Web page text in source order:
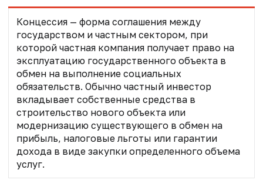
Концессия — форма соглашения между
государством и частным сектором, при
которой частная компания получает право на
эксплуатацию государственного объекта в
обмен на выполнение социальных
обязательств. Обычно частный инвестор
вкладывает собственные средства в
строительство нового объекта или
модернизацию существующего в обмен на
прибыль, налоговые льготы или гарантии
дохода в виде закупки определенного объема
услуг.